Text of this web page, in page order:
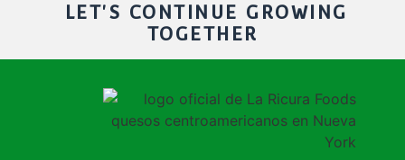
LET'S CONTINUE GROWING
TOGETHER